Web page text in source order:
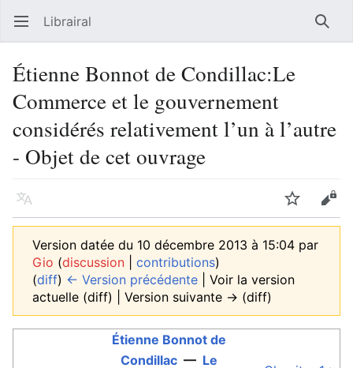
Ouvrir le menu principal Librairal
Étienne Bonnot de Condillac:Le
Commerce et le gouvernement
considérés relativement l’un à l’autre
- Objet de cet ouvrage
Langue Suivre
Version datée du 10 décembre 2013 à 15:04 par
Gio (discussion contributions)
(diff) ← Version précédente | Voir la version
actuelle (diff) | Version suivante → (diff)
Étienne Bonnot de
Condillac— Le